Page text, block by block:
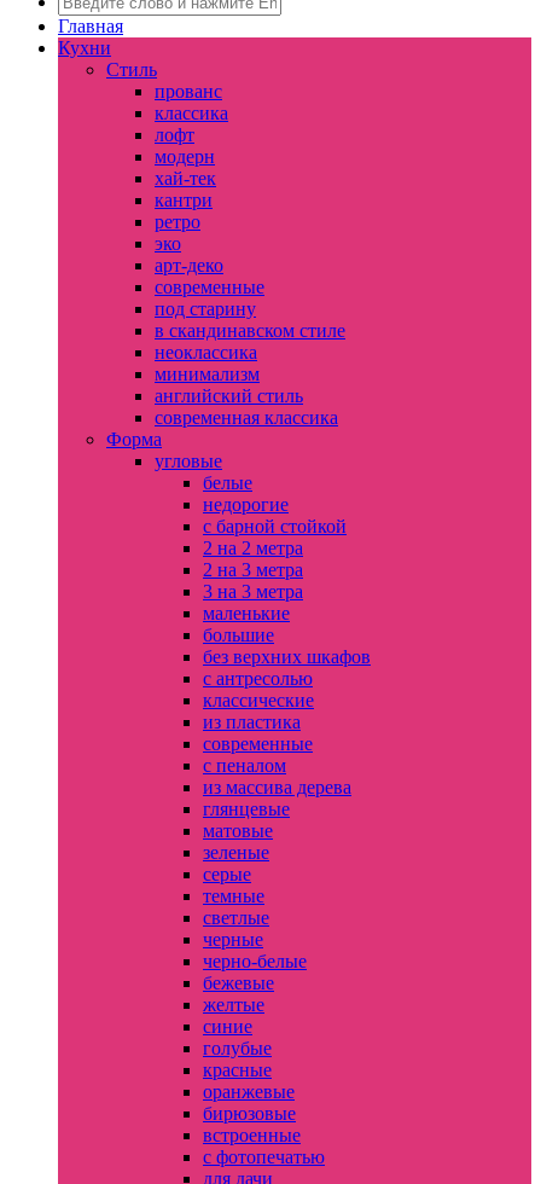
Главная
Кухни
Стиль
прованс
классика
лофт
модерн
хай-тек
кантри
ретро
эко
арт-деко
современные
под старину
в скандинавском стиле
неоклассика
минимализм
английский стиль
современная классика
Форма
угловые
белые
недорогие
с барной стойкой
2 на 2 метра
2 на 3 метра
3 на 3 метра
маленькие
большие
без верхних шкафов
с антресолью
классические
из пластика
современные
с пеналом
из массива дерева
глянцевые
матовые
зеленые
серые
темные
светлые
черные
черно-белые
бежевые
желтые
синие
голубые
красные
оранжевые
бирюзовые
встроенные
с фотопечатью
для дачи